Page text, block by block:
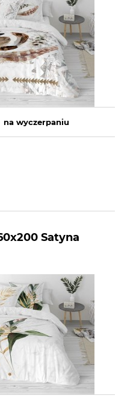
na wyczerpaniu
Satyna